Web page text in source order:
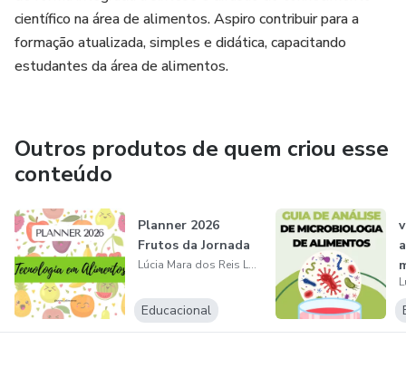
científico na área de alimentos. Aspiro contribuir para a
formação atualizada, simples e didática, capacitando
estudantes da área de alimentos.
Outros produtos de quem criou esse
conteúdo
Planner 2026
Frutos da Jornada
Lúcia Mara dos Reis Lemos
Educacional